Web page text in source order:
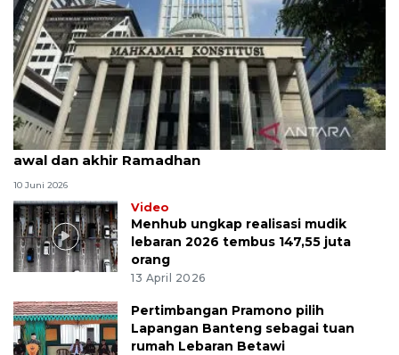
MK uji materi UU Peradilan Agama perihal isbat
awal dan akhir Ramadhan
10 Juni 2026
Video
Menhub ungkap realisasi mudik
lebaran 2026 tembus 147,55 juta
orang
13 April 2026
Pertimbangan Pramono pilih
Lapangan Banteng sebagai tuan
rumah Lebaran Betawi